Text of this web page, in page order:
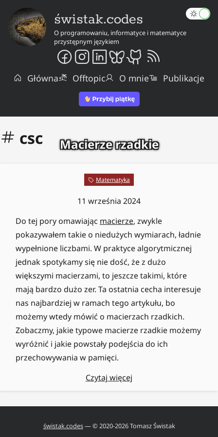
świstak.codes
O programowaniu, informatyce i matematyce
przystępnym językiem
Główna Offtopic O mnie Publikacje
csc Macierze rzadkie
Matematyka
11 września 2024
Do tej pory omawiając macierze, zwykle
pokazywałem takie o niedużych wymiarach, ładnie
wypełnione liczbami. W praktyce algorytmicznej
jednak spotykamy się nie dość, że z dużo
większymi macierzami, to jeszcze takimi, które
mają bardzo dużo zer. Ta ostatnia cecha interesuje
nas najbardziej w ramach tego artykułu, bo
możemy wtedy mówić o macierzach rzadkich.
Zobaczmy, jakie typowe macierze rzadkie możemy
wyróżnić i jakie powstały podejścia do ich
przechowywania w pamięci.
Czytaj więcej
świstak.codes— © 2020-2026Tomasz Świstak